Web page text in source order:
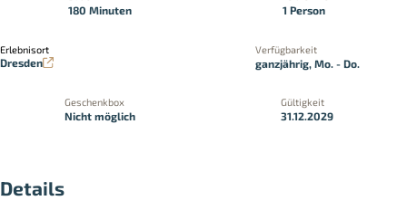
180 Minuten 1 Person
Erlebnisort
Dresden
Verfügbarkeit
ganzjährig, Mo. - Do.
Geschenkbox
Nicht möglich
Gültigkeit
31.12.2029
Details